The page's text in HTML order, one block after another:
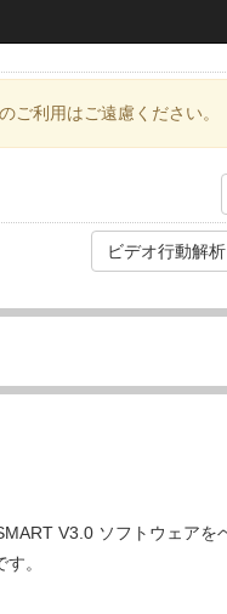
ご利用はご遠慮ください。
ビデオ行動解析
V3.0 ソフトウェアを
。